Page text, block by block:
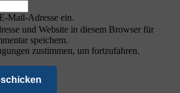
Mail-Adresse ein.
und Website in diesem Browser für
speichern.
zustimmen, um fortzufahren.